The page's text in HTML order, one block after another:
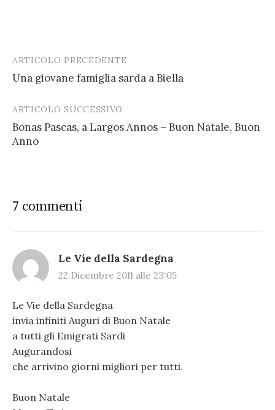
Post
navigation
ARTICOLO PRECEDENTE
Una giovane famiglia sarda a Biella
ARTICOLO SUCCESSIVO
Bonas Pascas, a Largos Annos – Buon Natale, Buon
Anno
7 commenti
Le Vie della Sardegna
22 Dicembre 2011 alle 23:05
Le Vie della Sardegna
invia infiniti Auguri di Buon Natale
a tutti gli Emigrati Sardi
Augurandosi
che arrivino giorni migliori per tutti.
Buon Natale